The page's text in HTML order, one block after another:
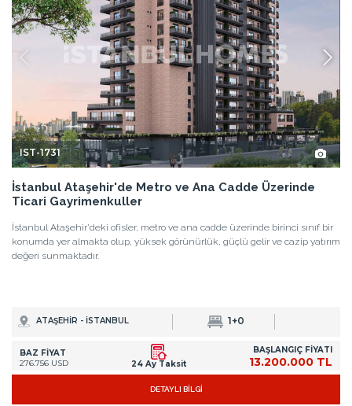
IST-1731
İstanbul Ataşehir'de Metro ve Ana Cadde Üzerinde
Ticari Gayrimenkuller
İstanbul Ataşehir'deki ofisler, metro ve ana cadde üzerinde birinci sınıf bir
konumda yer almakta olup, yüksek görünürlük, güçlü gelir ve cazip yatırım
değeri sunmaktadır.
ATAŞEHİR - İSTANBUL 1+0
BAZ FİYAT
276.756 USD
24 Ay Taksit
BAŞLANGIÇ FİYATI
13.200.000 TL
DETAYLI BİLGİ